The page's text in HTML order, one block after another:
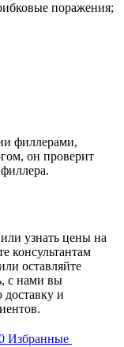
поражения;
филлерами,
он проверит
узнать цены на
консультантам
оставляйте
с нами вы
и
Избранные